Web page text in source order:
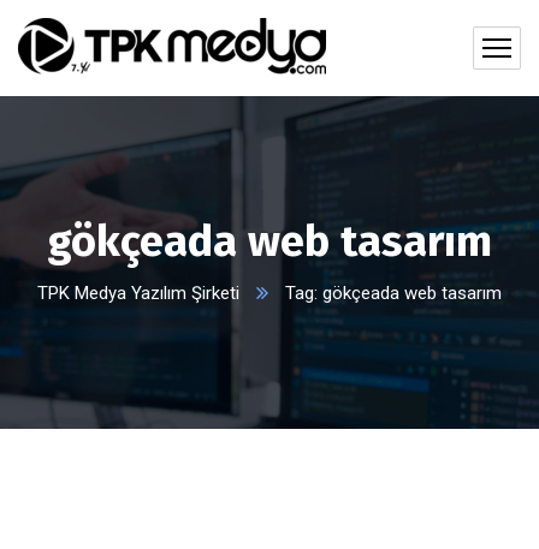
gökçeada web tasarım
TPK Medya Yazılım Şirketi Tag: gökçeada web tasarım